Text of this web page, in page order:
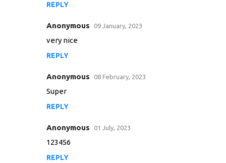
REPLY
Anonymous 09 January, 2023
very nice
REPLY
Anonymous 08 February, 2023
Super
REPLY
Anonymous 01 July, 2023
123456
REPLY